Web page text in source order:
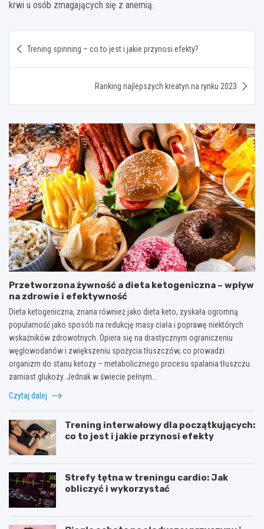
krwi u osób zmagających się z anemią.
wpisu
Trening spinning – co to jest i jakie przynosi efekty?
Ranking najlepszych kreatyn na rynku 2023
Przetworzona żywność a dieta ketogeniczna – wpływ
na zdrowie i efektywność
Dieta ketogeniczna, znana również jako dieta keto, zyskała ogromną
popularność jako sposób na redukcję masy ciała i poprawę niektórych
wskaźników zdrowotnych. Opiera się na drastycznym ograniczeniu
węglowodanów i zwiększeniu spożycia tłuszczów, co prowadzi
organizm do stanu ketozy – metabolicznego procesu spalania tłuszczu
zamiast glukozy. Jednak w świecie pełnym…
Czytaj dalej
Trening interwałowy dla początkujących:
co to jest i jakie przynosi efekty
Strefy tętna w treningu cardio: Jak
obliczyć i wykorzystać